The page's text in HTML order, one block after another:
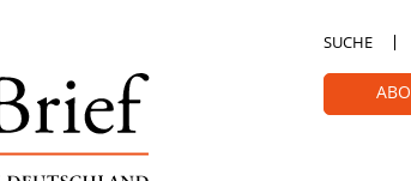
SUCHE
ABO